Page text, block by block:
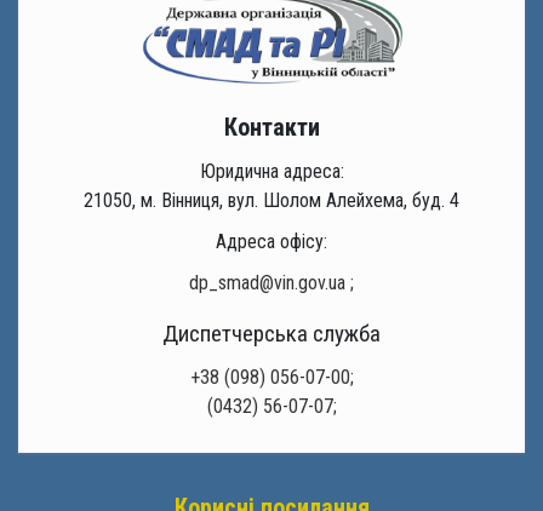
Контакти
Юридична адреса:
21050, м. Вінниця, вул. Шолом Алейхема, буд. 4
Адреса офісу:
dp_smad@vin.gov.ua ;
Диспетчерська служба
+38 (098) 056-07-00;
(0432) 56-07-07;